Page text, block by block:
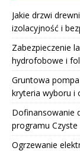
Jakie drzwi
izolacyjność i
Zabezpieczenie
hydrofobowe i
Gruntowa
kryteria wyboru i
Dofinansowanie
programu
Ogrzewanie